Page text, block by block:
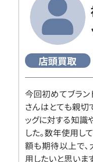
店頭買取
今回初めてブラン
さんはとても親切
ッグに対する知識
した。数年使用し
額も期待以上で、
用したいと思いま